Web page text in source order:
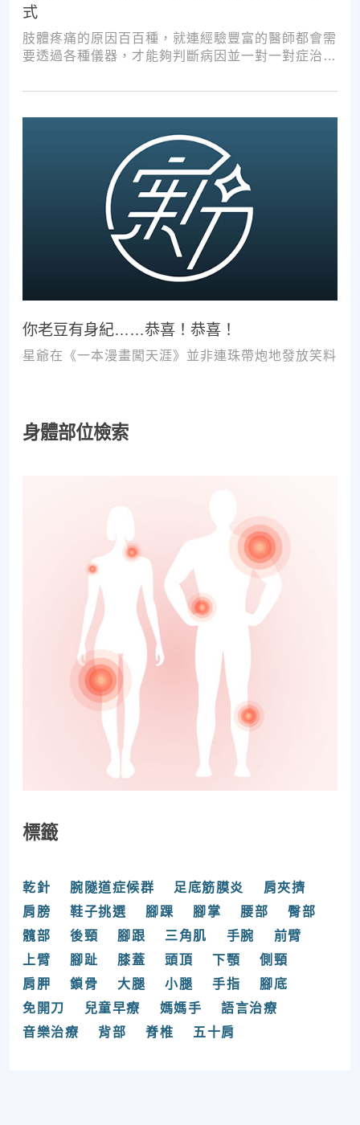
式
肢體疼痛的原因百百種，就連經驗豐富的醫師都會需
要透過各種儀器，才能夠判斷病因並一對一對症治
次推拿、按摩，都難以讓您徹底擺脫不適。
你老豆有身紀……恭喜！恭喜！
星爺在《一本漫畫闖天涯》並非連珠帶炮地發放笑料
身體部位檢索
標籤
乾針 腕隧道症候群 足底筋膜炎
肩夾擠
肩膀
鞋子挑選 腳踝 腳掌 腰部
臀部
髖部
後頸 腳跟 三角肌 手腕
前臂
上臂
腳趾 膝蓋 頭頂 下顎
側頸
肩胛
鎖骨 大腿 小腿 手指
腳底
免開刀
兒童早療 媽媽手
語言治療
音樂治療
背部 脊椎 五十肩